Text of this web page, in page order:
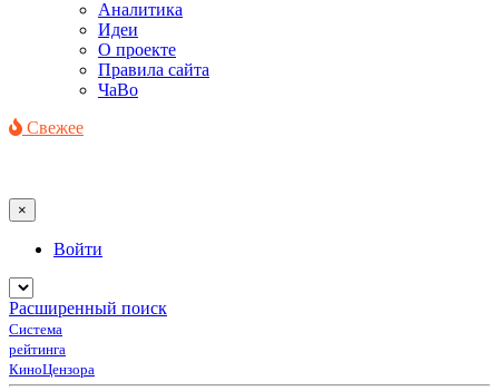
Аналитика
Идеи
О проекте
Правила сайта
ЧаВо
Свежее
×
Войти
Расширенный поиск
Система
рейтинга
КиноЦензора